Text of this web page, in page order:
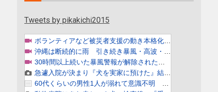
Tweets by pikakichi2015